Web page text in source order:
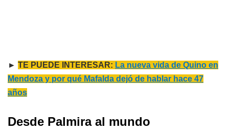
► TE PUEDE INTERESAR: La nueva vida de Quino en
Mendoza y por qué Mafalda dejó de hablar hace 47
años
Desde Palmira al mundo